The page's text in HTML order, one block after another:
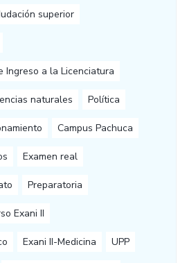
superior
Ingreso a la Licenciatura
naturales Política
Campus Pachuca
Examen real
Preparatoria
Exani II
Exani II-Medicina UPP